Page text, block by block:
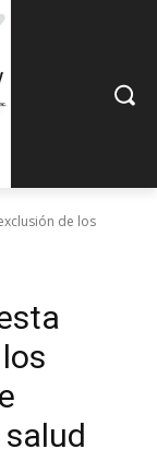
de los